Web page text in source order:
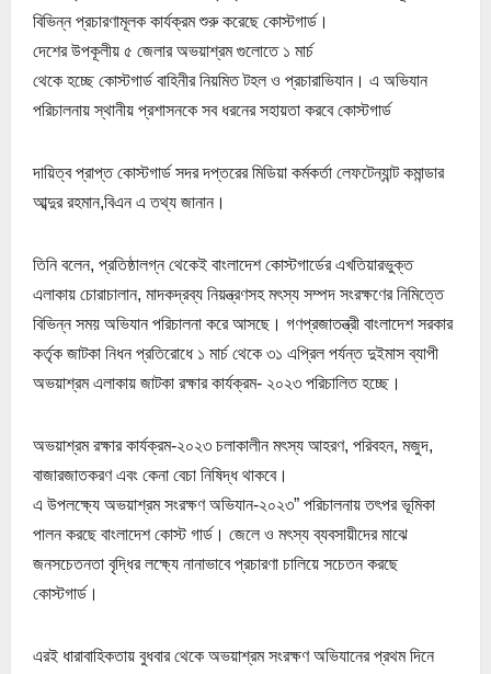
বিভিন্ন প্রচারণামূলক কার্যক্রম শুরু করেছে কোস্টগার্ড।
দেশের উপকূলীয় ৫ জেলার অভয়াশ্রম গুলোতে ১ মার্চ
থেকে হচ্ছে কোস্টগার্ড বাহিনীর নিয়মিত টহল ও প্রচারাভিযান। এ অভিযান
পরিচালনায় স্থানীয় প্রশাসনকে সব ধরনের সহায়তা করবে কোস্টগার্ড
দায়িত্ব প্রাপ্ত কোস্টগার্ড সদর দপ্তরের মিডিয়া কর্মকর্তা লেফটেন্যান্ট কমান্ডার
আব্দুর রহমান,বিএন এ তথ্য জানান।
তিনি বলেন, প্রতিষ্ঠালগ্ন থেকেই বাংলাদেশ কোস্টগার্ডের এখতিয়ারভুক্ত
এলাকায় চোরাচালান, মাদকদ্রব্য নিয়ন্ত্রণসহ মৎস্য সম্পদ সংরক্ষণের নিমিত্তে
বিভিন্ন সময় অভিযান পরিচালনা করে আসছে। গণপ্রজাতন্ত্রী বাংলাদেশ সরকার
কর্তৃক জাটকা নিধন প্রতিরোধে ১ মার্চ থেকে ৩১ এপ্রিল পর্যন্ত দুইমাস ব্যাপী
অভয়াশ্রম এলাকায় জাটকা রক্ষার কার্যক্রম- ২০২৩ পরিচালিত হচ্ছে।
অভয়াশ্রম রক্ষার কার্যক্রম-২০২৩ চলাকালীন মৎস্য আহরণ, পরিবহন, মজুদ,
বাজারজাতকরণ এবং কেনা বেচা নিষিদ্ধ থাকবে।
এ উপলক্ষ্যে অভয়াশ্রম সংরক্ষণ অভিযান-২০২৩” পরিচালনায় তৎপর ভূমিকা
পালন করছে বাংলাদেশ কোস্ট গার্ড। জেলে ও মৎস্য ব্যবসায়ীদের মাঝে
জনসচেতনতা বৃদ্ধির লক্ষ্যে নানাভাবে প্রচারণা চালিয়ে সচেতন করছে
কোস্টগার্ড।
এরই ধারাবাহিকতায় বুধবার থেকে অভয়াশ্রম সংরক্ষণ অভিযানের প্রথম দিনে